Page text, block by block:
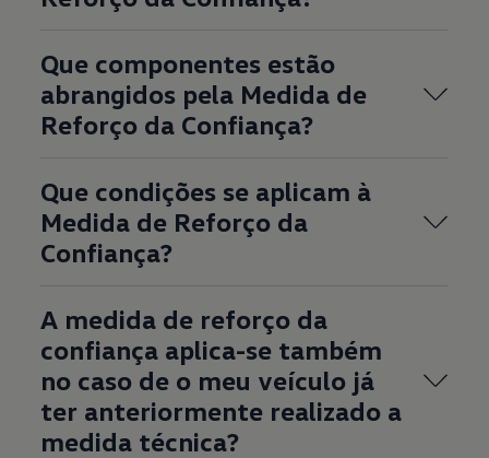
Que componentes estão
abrangidos pela Medida de
Reforço da Confiança?
Que condições se aplicam à
Medida de Reforço da
Confiança?
A medida de reforço da
confiança aplica-se também
no caso de o meu veículo já
ter anteriormente realizado a
medida técnica?